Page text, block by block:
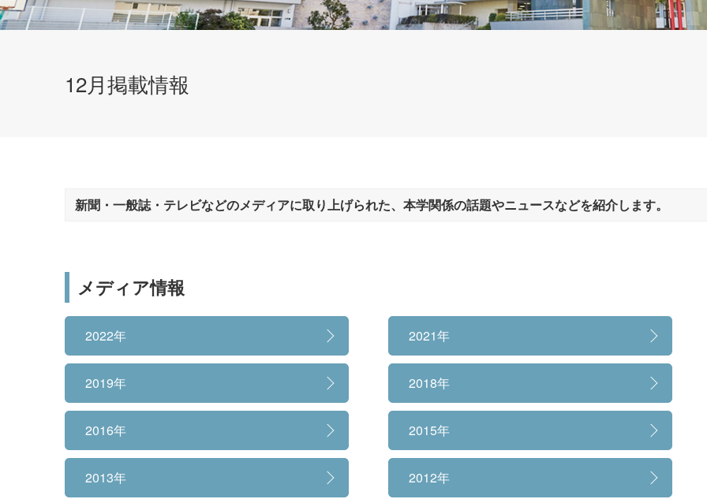
12月掲載情報
学則
教育への取り組み 情報公開
新聞・一般誌・テレビなどのメディアに取り上げられた、本学関係の話題やニュースなどを紹介します。
メディア情報
2022年 2021年
2019年 2018年
2016年 2015年
2013年 2012年